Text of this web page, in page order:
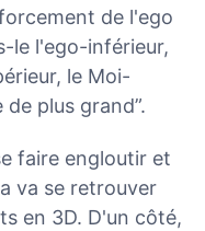
de l'ego
le l'ego-inférieur,
le Moi-
de plus grand”.
faire engloutir et
va se retrouver
en 3D. D'un côté,